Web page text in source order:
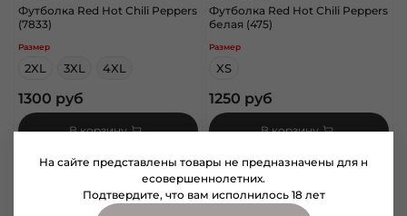
Футболка Red Hot Chili Peppers
(7833)
Размер
2XL 3XL 4XL
1300 руб
В корзину
Футболка Red Hot Chili Peppers
белая (475)
Размер
XS
1250 руб
В корзину
На сайте представлены товары не предназначены для н
есовершеннолетних.
Подтвердите, что вам исполнилось 18 лет